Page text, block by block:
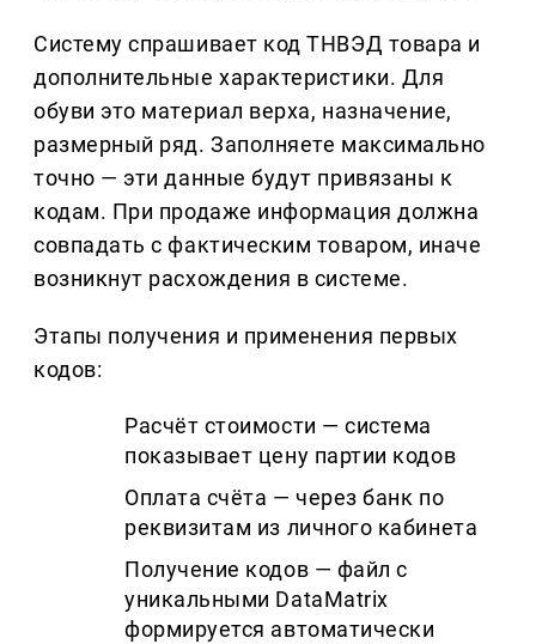
Систему спрашивает код ТНВЭД товара и
дополнительные характеристики. Для
обуви это материал верха, назначение,
размерный ряд. Заполняете максимально
точно — эти данные будут привязаны к
кодам. При продаже информация должна
совпадать с фактическим товаром, иначе
возникнут расхождения в системе.
Этапы получения и применения первых
кодов:
Расчёт стоимости — система
показывает цену партии кодов
Оплата счёта — через банк по
реквизитам из личного кабинета
Получение кодов — файл с
уникальными DataMatrix
формируется автоматически